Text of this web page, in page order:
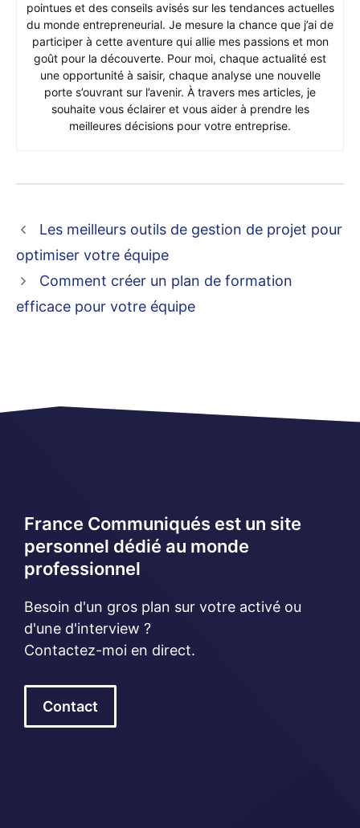
pointues et des conseils avisés sur les tendances actuelles
du monde entrepreneurial. Je mesure la chance que j’ai de
participer à cette aventure qui allie mes passions et mon
goût pour la découverte. Pour moi, chaque actualité est
une opportunité à saisir, chaque analyse une nouvelle
porte s’ouvrant sur l’avenir. À travers mes articles, je
souhaite vous éclairer et vous aider à prendre les
meilleures décisions pour votre entreprise.
Les meilleurs outils de gestion de projet pour
optimiser votre équipe
Comment créer un plan de formation
efficace pour votre équipe
France Communiqués est un site
personnel dédié au monde
professionnel
Besoin d'un gros plan sur votre activé ou
d'une d'interview ?
Contactez-moi en direct.
Contact